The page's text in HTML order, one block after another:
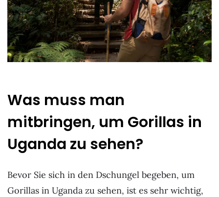
Was muss man
mitbringen, um Gorillas in
Uganda zu sehen?
Bevor Sie sich in den Dschungel begeben, um
Gorillas in Uganda zu sehen, ist es sehr wichtig,